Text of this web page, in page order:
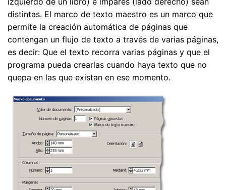
distintas. El marco de texto maestro es un marco que
permite la creación automática de páginas que
contengan un flujo de texto a través de varias páginas,
es decir: Que el texto recorra varias páginas y que el
programa pueda crearlas cuando haya texto que no
quepa en las que existan en ese momento.